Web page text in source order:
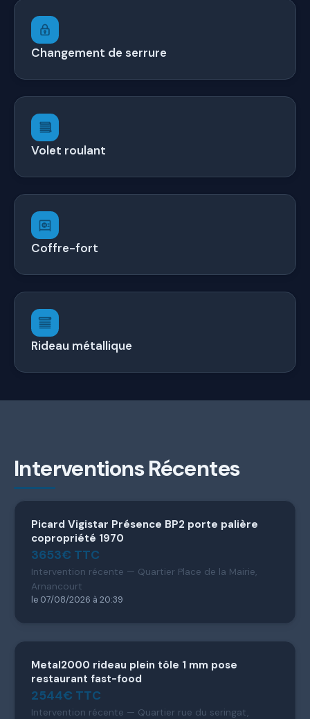
Changement de serrure
Volet roulant
Coffre-fort
Rideau métallique
Interventions Récentes
Picard Vigistar Présence BP2 porte palière
copropriété 1970
3653€ TTC
Intervention récente — Quartier Place de la Mairie,
Arnancourt
le 07/08/2026 à 20:39
Metal2000 rideau plein tôle 1 mm pose
restaurant fast-food
2544€ TTC
Intervention récente — Quartier rue du seringat,